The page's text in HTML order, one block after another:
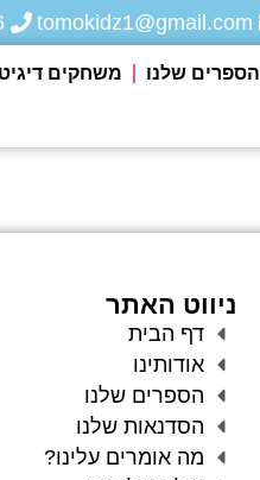
tomokidz1@gmail.com
הספרים שלנו משחקים
ניווט האתר
דף הבית
אודותינו
הספרים שלנו
הסדנאות שלנו
מה אומרים עלינו?